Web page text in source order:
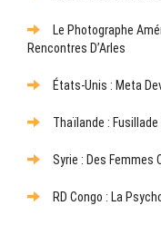
Le Photographe
Rencontres D’Arles
États-Unis : Meta
Thaïlande :
Syrie : Des Femmes
RD Congo : La